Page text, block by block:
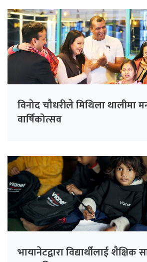
विनोद चौधरीले मिथिला थालीमा
वार्षिकोत्सव
भायानेटद्वारा विद्यार्थीलाई शैक्षिक